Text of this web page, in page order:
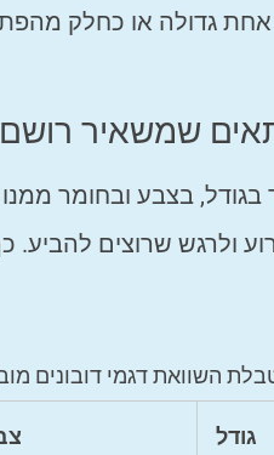
גדולה או כחלק
שמשאיר רושם
בצבע ובחומר
ולרגש שרוצים
השוואת דגמי דובונים
גודל